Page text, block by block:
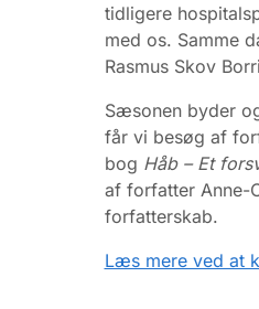
tidligere
med os. Samme
Rasmus Skov
Sæsonen byder
får vi besøg af
bog Håb – Et
af forfatter Anne-
forfatterskab.
Læs mere ved at